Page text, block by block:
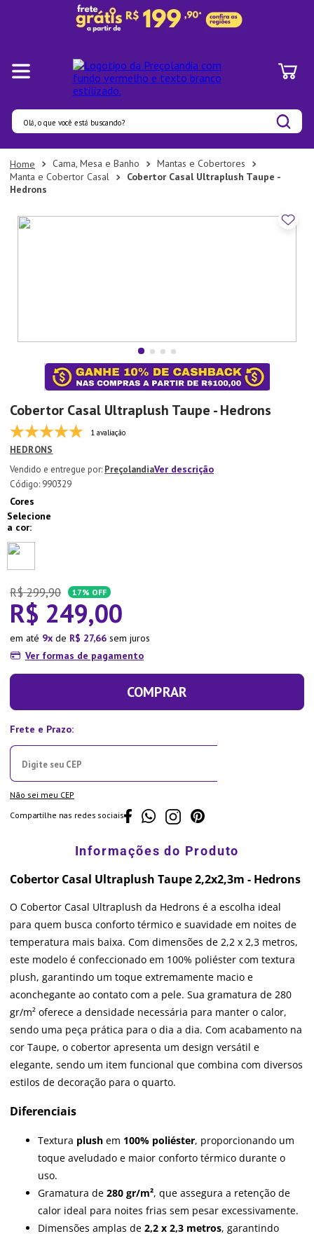
Olá, o que você está buscando?
Cama, Mesa e Banho
Mantas e Cobertores
Manta e Cobertor Casal
Cobertor Casal Ultraplush Taupe -
Hedrons
Cobertor Casal Ultraplush Taupe - Hedrons
1 avaliação
HEDRONS
PreçolandiaVer descrição
: 990329
Cores
R$ 299,90 17% OFF
R$ 249,00
em até 9 de R$ 27,66 sem juros
Ver formas de pagamento
COMPRAR
Não sei meu CEP
Compartilhe nas redes sociais
Cobertor Casal Ultraplush Taupe 2,2x2,3m - Hedrons
O Cobertor Casal Ultraplush da Hedrons é a escolha ideal
para quem busca conforto térmico e suavidade em noites de
temperatura mais baixa. Com dimensões de 2,2 x 2,3 metros,
este modelo é confeccionado em 100% poliéster com textura
plush, garantindo um toque extremamente macio e
aconchegante ao contato com a pele. Sua gramatura de 280
gr/m² oferece a densidade necessária para manter o calor,
sendo uma peça prática para o dia a dia. Com acabamento na
cor Taupe, o cobertor apresenta um design versátil e
elegante, sendo um item funcional que combina com diversos
estilos de decoração para o quarto.
Diferenciais
Textura plush em 100% poliéster, proporcionando um
toque aveludado e maior conforto térmico durante o
uso.
Gramatura de 280 gr/m², que assegura a retenção de
calor ideal para noites frias sem pesar excessivamente.
Dimensões amplas de 2,2 x 2,3 metros, garantindo
Termos mais buscados
1º
Panelas
3
Tapete